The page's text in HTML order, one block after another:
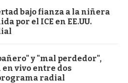
bajo fianza a la niñera
por el ICE en EE.UU.
y "mal perdedor",
vivo entre dos
radial